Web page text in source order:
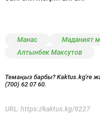
Манас
Маданият
Алтынбек Максутов
Темаңыз барбы? Kaktus.kg'ге
(700) 62 07 60.
URL: https://kaktus.kg/9227